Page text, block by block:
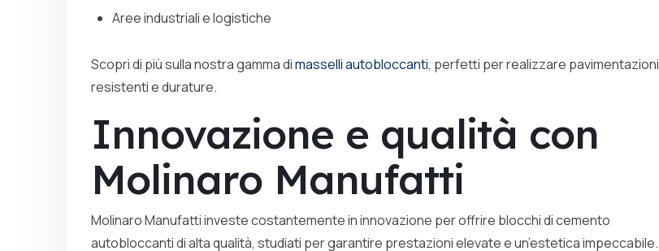
Aree industriali e logistiche
Scopri di più sulla nostra gamma dimasselli autobloccanti, perfetti per realizzare pavimentazioni
resistenti e durature.
Innovazione e qualità con
Molinaro Manufatti
Molinaro Manufatti investe costantemente in innovazione per offrire blocchi di cemento
autobloccanti di alta qualità, studiati per garantire prestazioni elevate e un’estetica impeccabile.